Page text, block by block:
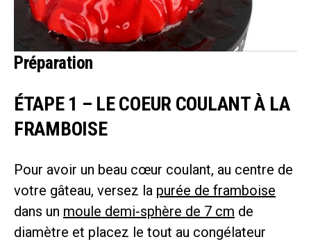
Préparation
ÉTAPE 1 – LE COEUR COULANT À LA
FRAMBOISE
Pour avoir un beau cœur coulant, au centre de
votre gâteau, versez la purée de framboise
dans un moule demi-sphère de 7 cm de
diamètre et placez le tout au congélateur